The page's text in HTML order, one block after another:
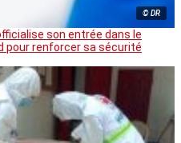
© DR
son entrée dans le
pour renforcer sa sécurité